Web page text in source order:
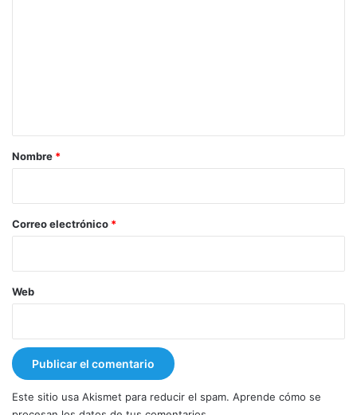
r
*
Nombre *
Correo electrónico *
Web
Este sitio usa Akismet para reducir el spam. Aprende cómo se